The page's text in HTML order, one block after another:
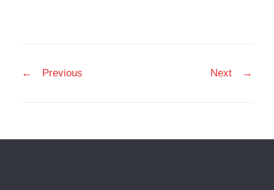
navigation
← Previous Next →